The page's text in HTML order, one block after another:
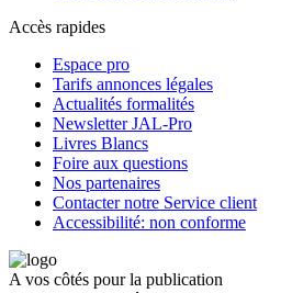
Accès rapides
Espace pro
Tarifs annonces légales
Actualités formalités
Newsletter JAL-Pro
Livres Blancs
Foire aux questions
Nos partenaires
Contacter notre Service client
Accessibilité: non conforme
A vos côtés pour la publication